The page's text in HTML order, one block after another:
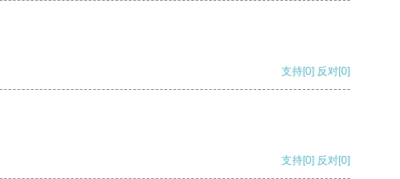
支持[0] 反对[0]
支持[0] 反对[0]